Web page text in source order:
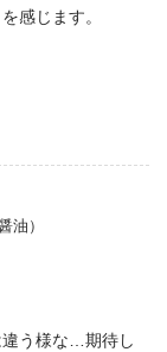
感じます。
油）
違う様な…期待し